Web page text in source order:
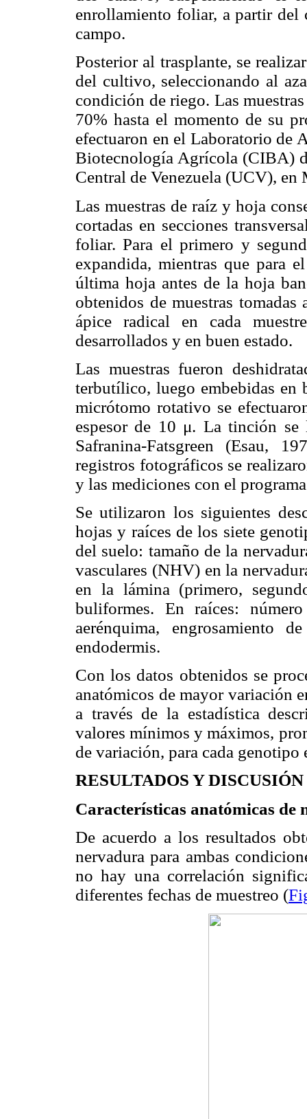
enrollamiento foliar, a partir del
campo.
Posterior al trasplante, se
del cultivo, seleccionando al
condición de riego. Las
70% hasta el momento de su
efectuaron en el Laboratorio de
Biotecnología Agrícola (CIBA)
Central de Venezuela (UCV), en
Las muestras de raíz y hoja
cortadas en secciones
foliar. Para el primero y
expandida, mientras que para
última hoja antes de la hoja
obtenidos de muestras
ápice radical en cada
desarrollados y en buen estado.
Las muestras fueron
terbutílico, luego embebidas en
micrótomo rotativo se
espesor de 10 μ. La tinción
Safranina-Fatsgreen (Esau,
registros fotográficos se
y las mediciones con el
Se utilizaron los siguientes
hojas y raíces de los siete
del suelo: tamaño de la
vasculares (NHV) en la
en la lámina (primero,
buliformes. En raíces:
aerénquima, engrosamiento
endodermis.
Con los datos obtenidos se
anatómicos de mayor variación
a través de la estadística
valores mínimos y máximos,
de variación, para cada genotipo
RESULTADOS Y DISCUSIÓN
Características anatómicas
De acuerdo a los resultados
nervadura para ambas
no hay una correlación
diferentes fechas de muestreo (